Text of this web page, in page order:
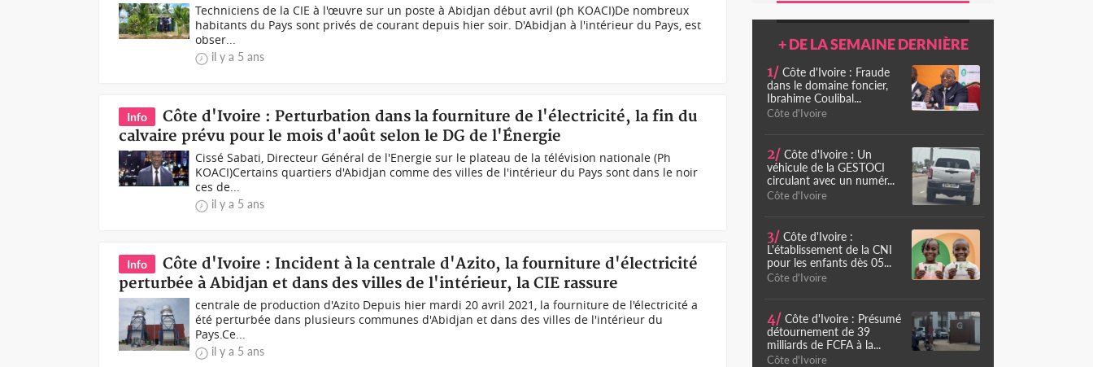
Techniciens de la CIE à l'œuvre sur un poste à Abidjan début avril (ph KOACI)De nombreux
habitants du Pays sont privés de courant depuis hier soir. D'Abidjan à l'intérieur du Pays, est
obser...
il y a 5 ans
Info
Côte d'Ivoire : Perturbation dans la fourniture de l'électricité, la fin du
calvaire prévu pour le mois d'août selon le DG de l'Énergie
Cissé Sabati, Directeur Général de l'Energie sur le plateau de la télévision nationale (Ph
KOACI)Certains quartiers d'Abidjan comme des villes de l'intérieur du Pays sont dans le noir
ces de...
il y a 5 ans
Info
Côte d'Ivoire : Incident à la centrale d'Azito, la fourniture d'électricité
perturbée à Abidjan et dans des villes de l'intérieur, la CIE rassure
centrale de production d'Azito Depuis hier mardi 20 avril 2021, la fourniture de l'électricité a
été perturbée dans plusieurs communes d'Abidjan et dans des villes de l'intérieur du
Pays.Ce...
il y a 5 ans
+ DE LA SEMAINE DERNIÈRE
1/ Côte d'Ivoire : Fraude
dans le domaine foncier,
Ibrahime Coulibal...
Côte d'Ivoire
2/ Côte d'Ivoire : Un
véhicule de la GESTOCI
circulant avec un numér...
Côte d'Ivoire
3/ Côte d'Ivoire :
L'établissement de la CNI
pour les enfants dès 05...
Côte d'Ivoire
4/ Côte d'Ivoire : Présumé
détournement de 39
milliards de FCFA à la...
Côte d'Ivoire